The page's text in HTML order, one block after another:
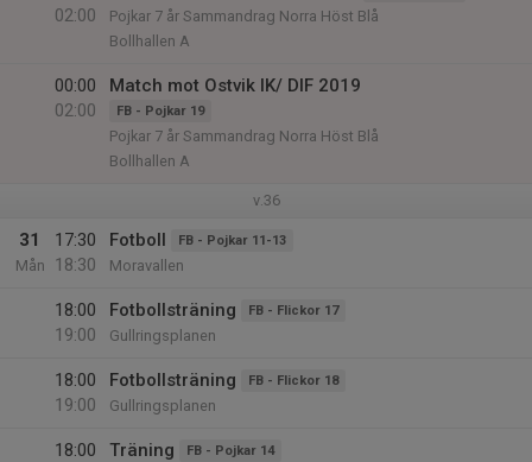
02:00
Pojkar 7 år Sammandrag Norra Höst Blå
Bollhallen A
00:00
02:00
Match mot Ostvik IK/ DIF 2019
FB - Pojkar 19
Pojkar 7 år Sammandrag Norra Höst Blå
Bollhallen A
v.36
31
Mån
17:30
18:30
Fotboll FB - Pojkar 11-13
Moravallen
18:00
19:00
Fotbollsträning FB - Flickor 17
Gullringsplanen
18:00
19:00
Fotbollsträning FB - Flickor 18
Gullringsplanen
18:00
Träning FB - Pojkar 14